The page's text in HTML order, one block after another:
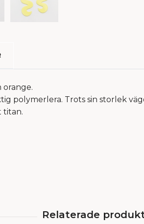
orange.
polymerlera. Trots sin storlek
titan.